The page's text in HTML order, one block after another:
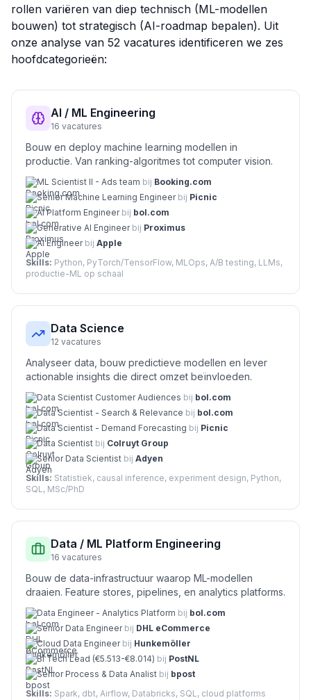
rollen variëren van diep technisch (ML-modellen
bouwen) tot strategisch (AI-roadmap bepalen). Uit
onze analyse van 52 vacatures identificeren we zes
hoofdcategorieën:
AI / ML Engineering
16 vacatures
Bouw en deploy machine learning modellen in
productie. Van ranking-algoritmes tot computer vision.
ML Scientist II - Ads team bij Booking.com
Senior Machine Learning Engineer bij Picnic
AI Platform Engineer bij bol.com
Generative AI Engineer bij Proximus
AI Engineer bij Apple
Skills: Python, PyTorch/TensorFlow, MLOps, A/B testing, LLMs,
productie-ML op schaal
Data Science
12 vacatures
Analyseer data, bouw predictieve modellen en lever
actionable insights die direct omzet beïnvloeden.
Data Scientist Customer Audiences bij bol.com
Data Scientist - Search & Relevance bij bol.com
Data Scientist - Demand Forecasting bij Picnic
Data Scientist bij Colruyt Group
Senior Data Scientist bij Adyen
Skills: Statistiek, causal inference, experiment design, Python,
SQL, MSc/PhD
Data / ML Platform Engineering
16 vacatures
Bouw de data-infrastructuur waarop ML-modellen
draaien. Feature stores, pipelines, en analytics platforms.
Data Engineer - Analytics Platform bij bol.com
Senior Data Engineer bij DHL eCommerce
Cloud Data Engineer bij Hunkemöller
BI Tech Lead (€5.513-€8.014) bij PostNL
Senior Process & Data Analist bij bpost
Skills: Spark, dbt, Airflow, Databricks, SQL, cloud platforms